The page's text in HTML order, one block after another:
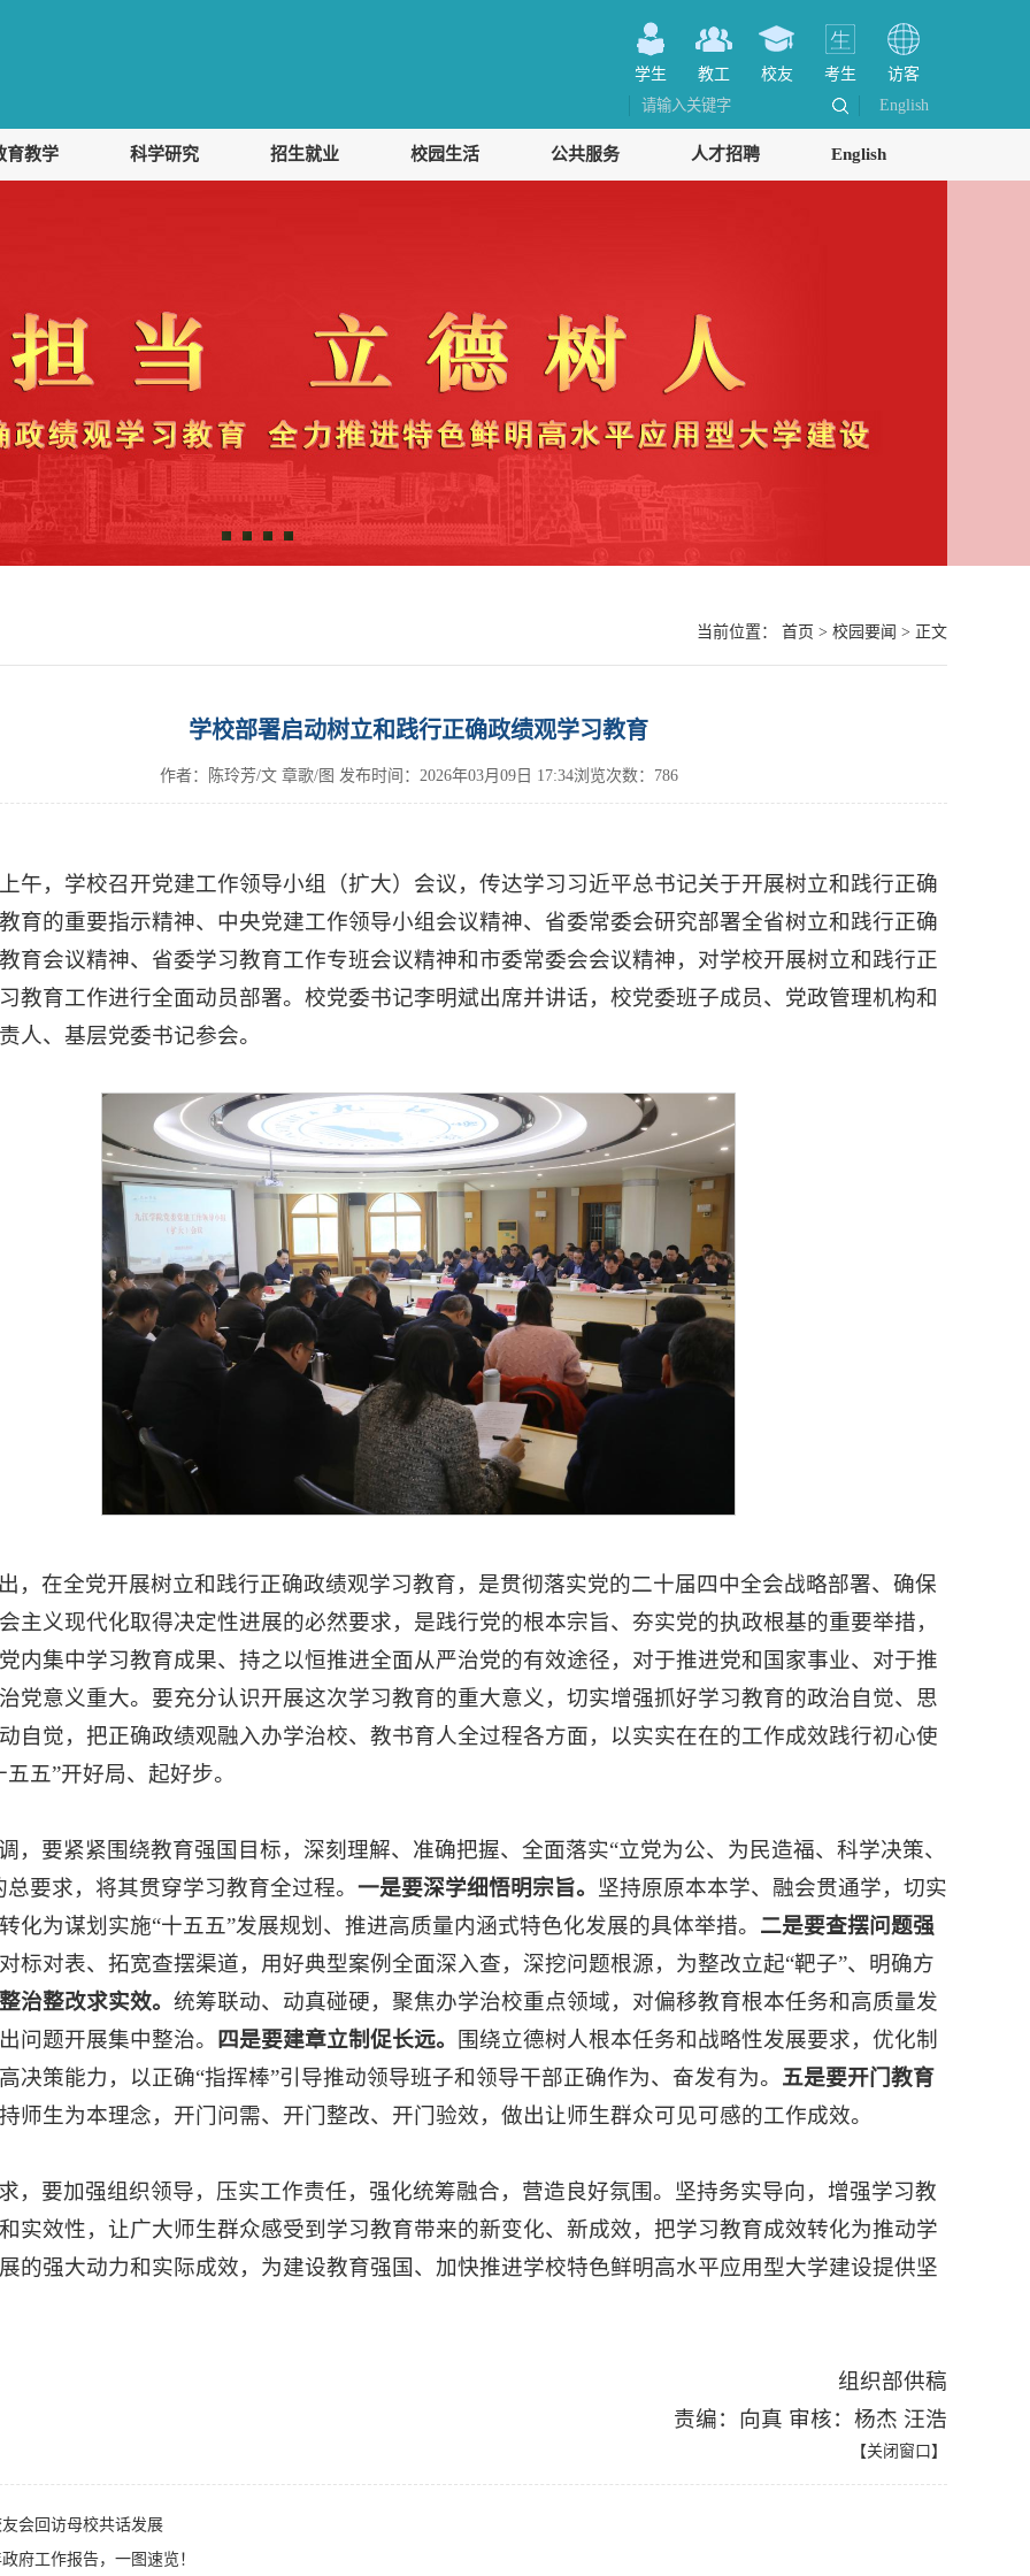
学生 教工 校友 考生
访客
English
育教学 科学研究 招生就业 校园生活 公共服务 人才招聘 English
当前位置： 首页 > 校园要闻 > 正文
学校部署启动树立和践行正确政绩观学习教育
作者：陈玲芳/文 章歌/图 发布时间： 2026年03月09日 17:34浏览次数： 786
午，学校召开党建工作领导小组（扩大）会议，传达学习习近平总书记关于开展树立和践行正确
育的重要指示精神、中央党建工作领导小组会议精神、省委常委会研究部署全省树立和践行正确
育会议精神、省委学习教育工作专班会议精神和市委常委会会议精神，对学校开展树立和践行正
教育工作进行全面动员部署。校党委书记李明斌出席并讲话，校党委班子成员、党政管理机构和
人、基层党委书记参会。
，在全党开展树立和践行正确政绩观学习教育，是贯彻落实党的二十届四中全会战略部署、确保
主义现代化取得决定性进展的必然要求，是践行党的根本宗旨、夯实党的执政根基的重要举措，
内集中学习教育成果、持之以恒推进全面从严治党的有效途径，对于推进党和国家事业、对于推
党意义重大。要充分认识开展这次学习教育的重大意义，切实增强抓好学习教育的政治自觉、思
自觉，把正确政绩观融入办学治校、教书育人全过程各方面，以实实在在的工作成效践行初心使
五”开好局、起好步。
，要紧紧围绕教育强国目标，深刻理解、准确把握、全面落实“立党为公、为民造福、科学决策、
总要求，将其贯穿学习教育全过程。 一是要深学细悟明宗旨。 坚持原原本本学、融会贯通学，切实
化为谋划实施“十五五”发展规划、推进高质量内涵式特色化发展的具体举措。 二是要查摆问题强
标对表、拓宽查摆渠道，用好典型案例全面深入查，深挖问题根源，为整改立起“靶子”、明确方
治整改求实效。 统筹联动、动真碰硬，聚焦办学治校重点领域，对偏移教育根本任务和高质量发
问题开展集中整治。
四是要建章立制促长远。
围绕立德树人根本任务和战略性发展要求，优化制
决策能力，以正确“指挥棒”引导推动领导班子和领导干部正确作为、奋发有为。 五是要开门教育
师生为本理念，开门问需、开门整改、开门验效，做出让师生群众可见可感的工作成效。
，要加强组织领导，压实工作责任，强化统筹融合，营造良好氛围。坚持务实导向，增强学习教
实效性，让广大师生群众感受到学习教育带来的新变化、新成效，把学习教育成效转化为推动学
的强大动力和实际成效，为建设教育强国、加快推进学校特色鲜明高水平应用型大学建设提供坚
组织部供稿
责编：向真 审核：杨杰 汪浩
【关闭窗口 】
会回访母校共话发展
府工作报告，一图速览！